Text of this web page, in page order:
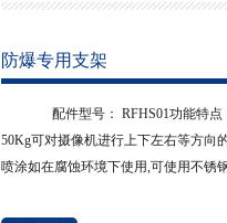
防爆专用支架
配件型号： RFHS01功能特点
50Kg可对摄像机进行上下左右等方向
喷涂如在腐蚀环境下使用,可使用不锈